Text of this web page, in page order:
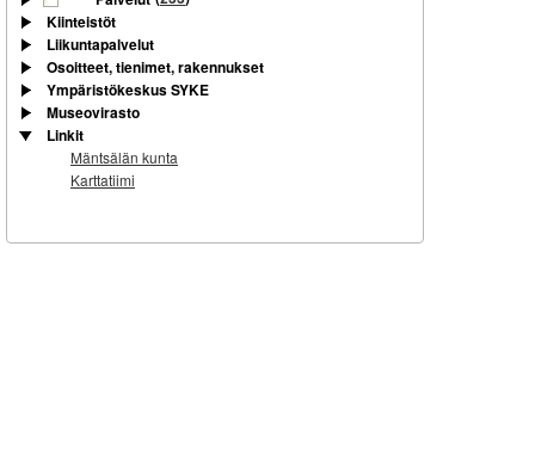
Kiinteistöt
Liikuntapalvelut
Osoitteet, tienimet, rakennukset
Ympäristökeskus SYKE
Museovirasto
Linkit
Mäntsälän kunta
Karttatiimi